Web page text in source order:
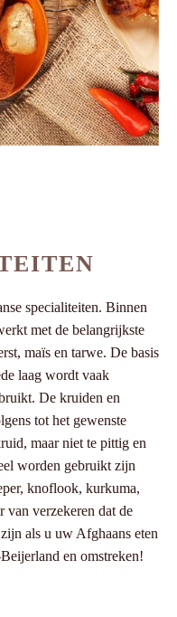
specialiteiten. Binnen
met de belangrijkste
maïs en tarwe. De basis
laag wordt vaak
De kruiden en
tot het gewenste
maar niet te pittig en
worden gebruikt zijn
knoflook, kurkuma,
van verzekeren dat de
als u uw Afghaans eten
en omstreken!